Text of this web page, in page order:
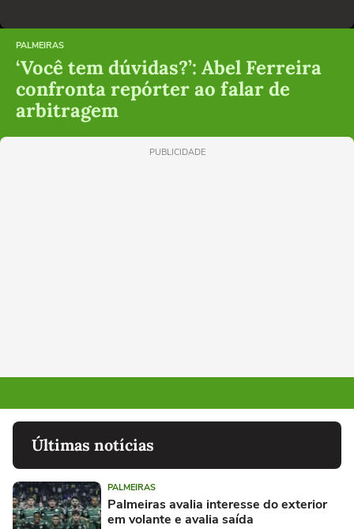
PALMEIRAS
‘Você tem dúvidas?’: Abel Ferreira
confronta repórter ao falar de
arbitragem
PUBLICIDADE
Últimas notícias
PALMEIRAS
Palmeiras avalia interesse do exterior
em volante e avalia saída